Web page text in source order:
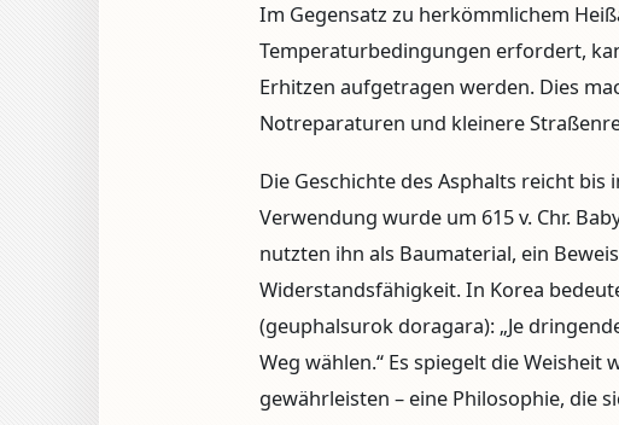
Im Gegensatz zu herkömmlichem
Temperaturbedingungen erfordert,
Erhitzen aufgetragen werden. Dies
Notreparaturen und kleinere
Die Geschichte des Asphalts reicht bis
Verwendung wurde um 615 v. Chr.
nutzten ihn als Baumaterial, ein
Widerstandsfähigkeit. In Korea
(geuphalsurok doragara): „Je
Weg wählen.“ Es spiegelt die Weisheit
gewährleisten – eine Philosophie, die